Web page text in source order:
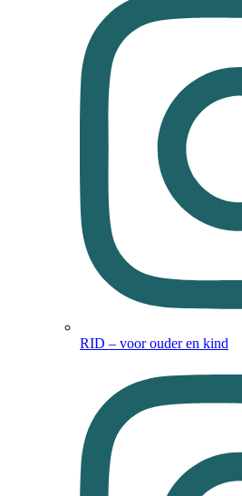
RID – voor ouder en kind